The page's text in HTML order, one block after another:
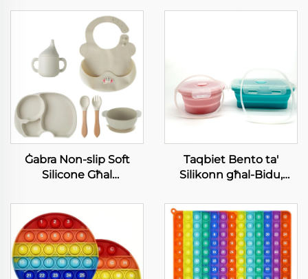
Ġabra Non-slip Soft
Silicone Għal
Cup Pad
Taqbiet Bento ta'
Silikonn għal-Bidu,
appljanzi domostiku